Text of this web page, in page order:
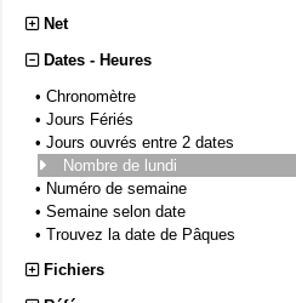
Net
Dates - Heures
• Chronomètre
• Jours Fériés
• Jours ouvrés entre 2 dates
Nombre de lundi
• Numéro de semaine
• Semaine selon date
• Trouvez la date de Pâques
Fichiers